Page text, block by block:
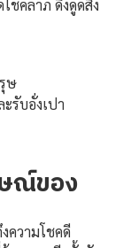
ชคลาภ ดึงดูดสิ่ง
ษ
รับอั่งเปา
ณ์ของ
วามโชคดี